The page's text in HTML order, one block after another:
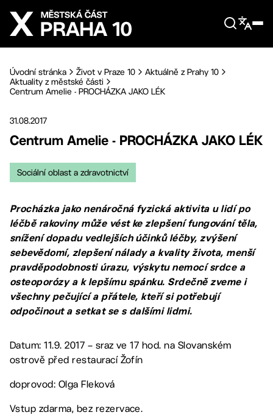
Přejít na hlavní obsah
Úvodní stránka Život v Praze 10
Aktuálně z Prahy 10
Aktuality z městské části
Centrum Amelie - PROCHÁZKA JAKO LÉK
31.08.2017
Centrum Amelie - PROCHÁZKA JAKO LÉK
Sociální oblast a zdravotnictví
Procházka jako nenáročná fyzická aktivita u lidí po
léčbě rakoviny může vést ke zlepšení fungování těla,
snížení dopadu vedlejších účinků léčby, zvýšení
sebevědomí, zlepšení nálady a kvality života, menší
pravděpodobnosti úrazu, výskytu nemocí srdce a
osteoporózy a k lepšímu spánku. Srdečně zveme i
všechny pečující a přátele, kteří si potřebují
odpočinout a setkat se s dalšími lidmi.
Datum: 11.9. 2017 – sraz ve 17 hod. na Slovanském
ostrově před restaurací Žofín
doprovod: Olga Fleková
Vstup zdarma, bez rezervace.